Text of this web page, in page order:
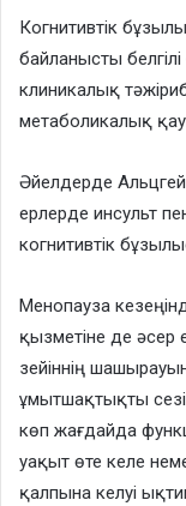
Когнитивтік
байланысты
клиникалық
метаболикалық
Әйелдерде
ерлерде инсульт
когнитивтік
Менопауза
қызметіне де әсер
зейіннің
ұмытшақтықты
көп жағдайда
уақыт өте келе
қалпына келуі